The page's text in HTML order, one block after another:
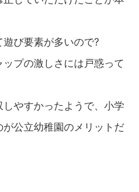
び要素が多いので?
プの激しさには戸惑って
やすかったようで、小学
公立幼稚園のメリットだ